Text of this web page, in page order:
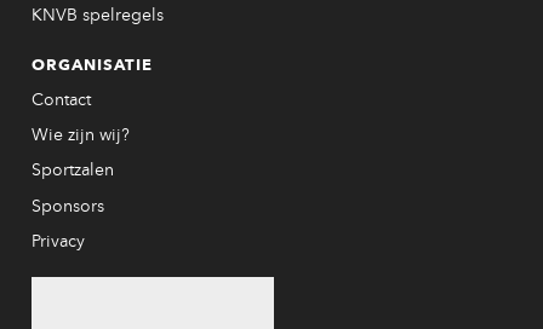
KNVB spelregels
ORGANISATIE
Contact
Wie zijn wij?
Sportzalen
Sponsors
Privacy